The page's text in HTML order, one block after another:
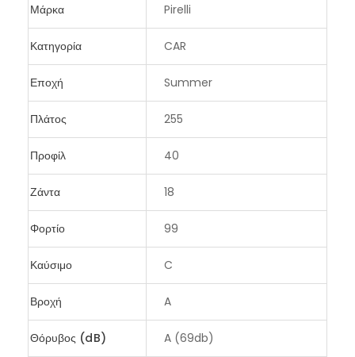
Μάρκα Pirelli
Κατηγορία CAR
Εποχή Summer
Πλάτος 255
Προφίλ 40
Ζάντα 18
Φορτίο 99
Καύσιμο C
Βροχή A
Θόρυβος (dB) A (69db)